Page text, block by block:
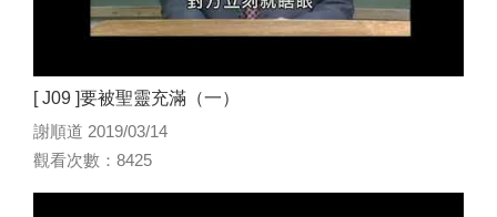
[ J09 ]要被聖靈充滿（一）
謝順道 2019/03/14
觀看次數：8425